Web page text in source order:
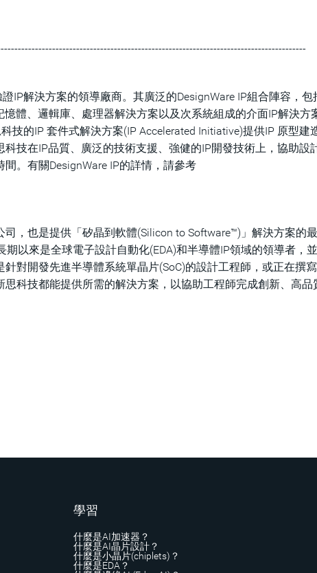
IP解決方案的領導廠商。其廣泛的DesignWare IP組合陣容，包
體、邏輯庫、處理器解決方案以及次系統組成的介面IP解決方
技的IP 套件式解決方案(IP Accelerated Initiative)提供IP 原型建
技在IP品質、廣泛的技術支援、強健的IP開發技術上，協助設
。有關DesignWare IP的詳情，請參考
，也是提供「矽晶到軟體(Silicon to Software™)」解決方案的
以來是全球電子設計自動化(EDA)和半導體IP領域的領導者，
對開發先進半導體系統單晶片(SoC)的設計工程師，或正在撰
科技都能提供所需的解決方案，以協助工程師完成創新、高品
學習
什麼是AI加速器？
什麼是AI晶片設計？
什麼是小晶片(chiplets)？
什麼是EDA？